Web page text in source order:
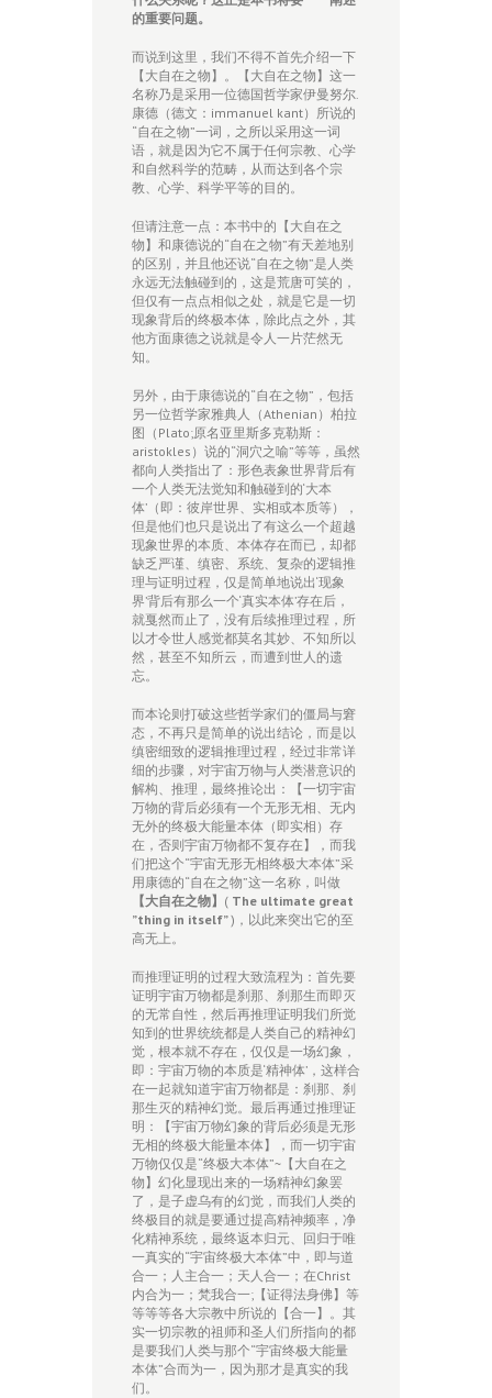
的重要问题。
而说到这里，我们不得不首先介绍一下
【大自在之物】。【大自在之物】这一
名称乃是采用一位德国哲学家伊曼努尔.
康德（德文：immanuel kant）所说的
“自在之物”一词，之所以采用这一词
语，就是因为它不属于任何宗教、心学
和自然科学的范畴，从而达到各个宗
教、心学、科学平等的目的。
但请注意一点：本书中的【大自在之
物】和康德说的“自在之物”有天差地别
的区别，并且他还说“自在之物”是人类
永远无法触碰到的，这是荒唐可笑的，
但仅有一点点相似之处，就是它是一切
现象背后的终极本体，除此点之外，其
他方面康德之说就是令人一片茫然无
知。
另外，由于康德说的“自在之物”，包括
另一位哲学家雅典人（Athenian）柏拉
图（Plato;原名亚里斯多克勒斯：
aristokles）说的“洞穴之喻”等等，虽然
都向人类指出了：形色表象世界背后有
一个人类无法觉知和触碰到的‘大本
体’（即：彼岸世界、实相或本质等），
但是他们也只是说出了有这么一个超越
现象世界的本质、本体存在而已，却都
缺乏严谨、缜密、系统、复杂的逻辑推
理与证明过程，仅是简单地说出‘现象
界’背后有那么一个‘真实本体’存在后，
就戛然而止了，没有后续推理过程，所
以才令世人感觉都莫名其妙、不知所以
然，甚至不知所云，而遭到世人的遗
忘。
而本论则打破这些哲学家们的僵局与窘
态，不再只是简单的说出结论，而是以
缜密细致的逻辑推理过程，经过非常详
细的步骤，对宇宙万物与人类潜意识的
解构、推理，最终推论出：【一切宇宙
万物的背后必须有一个无形无相、无内
无外的终极大能量本体（即实相）存
在，否则宇宙万物都不复存在】，而我
们把这个“宇宙无形无相终极大本体”采
用康德的“自在之物”这一名称，叫做
【大自在之物】 ( The ultimate great
”thing in itself”)，以此来突出它的至
高无上。
而推理证明的过程大致流程为：首先要
证明宇宙万物都是刹那、刹那生而即灭
的无常自性，然后再推理证明我们所觉
知到的世界统统都是人类自己的精神幻
觉，根本就不存在，仅仅是一场幻象，
即：宇宙万物的本质是‘精神体’，这样合
在一起就知道宇宙万物都是：刹那、刹
那生灭的精神幻觉。最后再通过推理证
明：【宇宙万物幻象的背后必须是无形
无相的终极大能量本体】，而一切宇宙
万物仅仅是“终极大本体”~【大自在之
物】幻化显现出来的一场精神幻象罢
了，是子虚乌有的幻觉，而我们人类的
终极目的就是要通过提高精神频率，净
化精神系统，最终返本归元、回归于唯
一真实的“宇宙终极大本体”中，即与道
合一；人主合一；天人合一；在Christ
内合为一；梵我合一;【证得法身佛】等
等等等各大宗教中所说的【合一】。其
实一切宗教的祖师和圣人们所指向的都
是要我们人类与那个“宇宙终极大能量
本体”合而为一，因为那才是真实的我
们。